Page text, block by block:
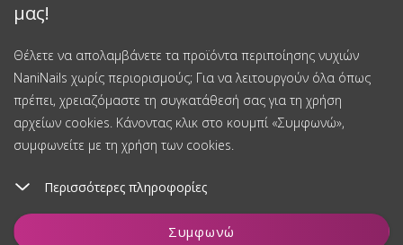
μας!
Θέλετε να απολαμβάνετε τα προϊόντα περιποίησης νυχιών
NaniNails χωρίς περιορισμούς; Για να λειτουργούν όλα όπως
πρέπει, χρειαζόμαστε τη συγκατάθεσή σας για τη χρήση
αρχείων cookies. Κάνοντας κλικ στο κουμπί «Συμφωνώ»,
συμφωνείτε με τη χρήση των cookies.
Περισσότερες πληροφορίες
Συμφωνώ
Προσθήκη στο καλάθι